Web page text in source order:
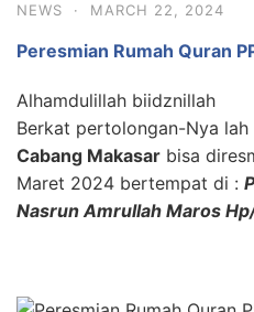
NEWS · MARCH 22, 2024
Peresmian Rumah Quran
Alhamdulillah biidznillah
Berkat pertolongan-Nya lah
Cabang Makasar bisa
Maret 2024 bertempat di :
Nasrun Amrullah Maros